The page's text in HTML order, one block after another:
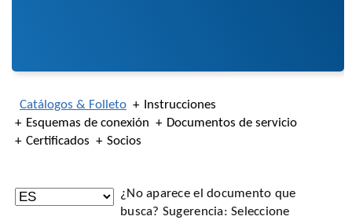
Catálogos & Folleto
Instrucciones
Esquemas de conexión
Documentos de servicio
Certificados
Socios
¿No aparece el documento que
busca? Sugerencia: Seleccione